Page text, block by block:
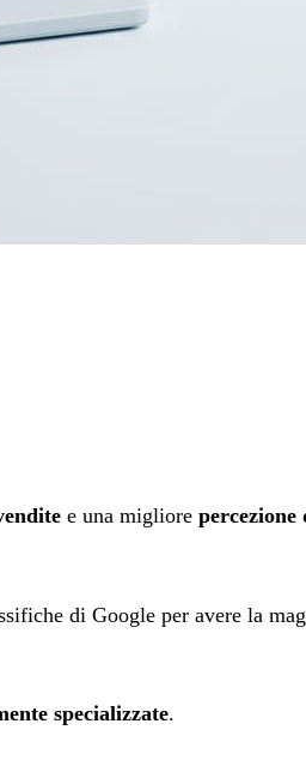
e una migliore percezione
di Google per avere la
specializzate.